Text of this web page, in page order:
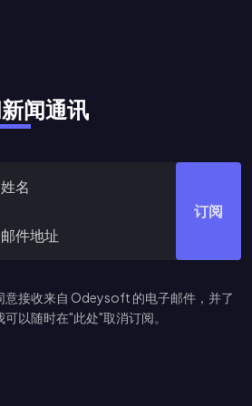
闻通讯
订阅
意接收来自 Odeysoft 的电子邮件，并了
可以随时在"此处"取消订阅。